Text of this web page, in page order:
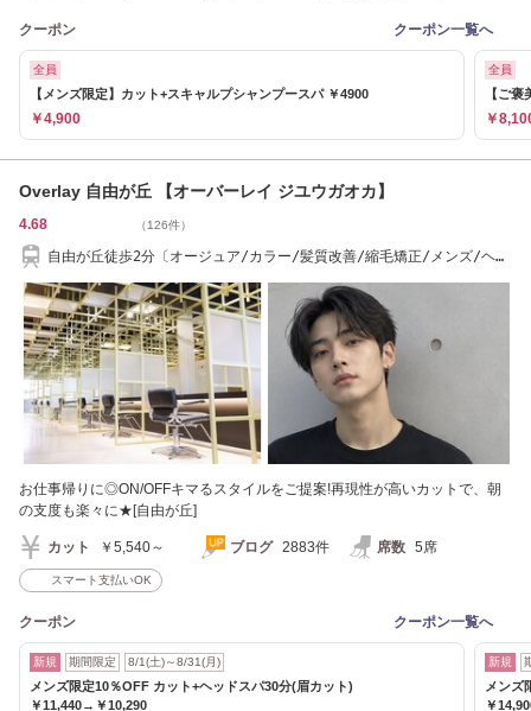
クーポン クーポン一覧へ
全員
【メンズ限定】カット+スキャルプシャンプースパ ￥4900
￥4,900
全員
【ご
￥
Overlay 自由が丘 【オーバーレイ ジユウガオカ】
4.68 （126件）
自由が丘徒歩2分〔オージュア/カラー/髪質改善/縮毛矯正/メンズ/ヘッ
お仕事帰りに◎ON/OFFキマるスタイルをご提案!再現性が高いカットで、朝
の支度も楽々に★[自由が丘]
カット ￥5,540～ ブログ 2883件 席数 5席
スマート支払いOK
クーポン クーポン一覧へ
新規 期間限定 8/1(土)～8/31(月)
メンズ限定10％OFF カット+ヘッドスパ30分(眉カット)
￥11,440→￥10,290
新規
メンズ
￥